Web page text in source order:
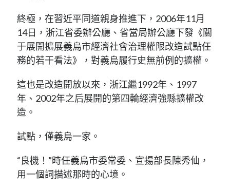
終極，在習近平同道親身推進下，2006年11月
14日，浙江省委辦公廳、省當局辦公廳下發《關
于展開擴展義烏市經濟社會治理權限改造試點任
務的若干看法》，對義烏履行史無前例的擴權。
這也是改造開放以來，浙江繼1992年、1997
年、2002年之后展開的第四輪經濟強縣擴權改
造。
試點，僅義烏一家。
“良機！”時任義烏市委常委、宣揚部長陳秀仙，
用一個詞描述那時的心境。